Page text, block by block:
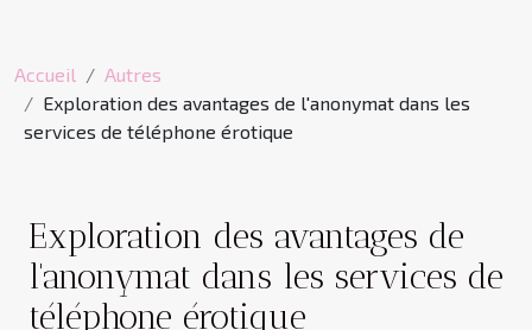
Accueil
Autres
Exploration des avantages de l'anonymat dans les
services de téléphone érotique
Exploration des avantages de
l'anonymat dans les services de
téléphone érotique